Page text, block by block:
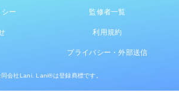
ー 監修者一覧
利用規約
プライバシー・外部送信
会社Lani. Lani®は登録商標です。